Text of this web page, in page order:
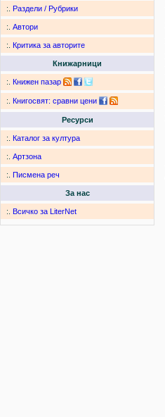
:. Раздели / Рубрики
:. Автори
:. Критика за авторите
Книжарници
:. Книжен пазар
:. Книгосвят: сравни цени
Ресурси
:. Каталог за култура
:. Артзона
:. Писмена реч
За нас
:. Всичко за LiterNet